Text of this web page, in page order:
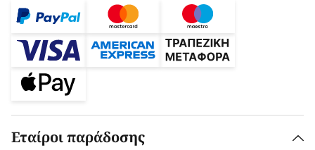
Εταίροι παράδοσης